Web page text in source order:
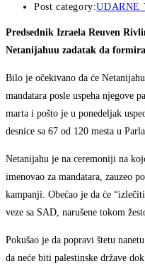
Post category:UDARNE
Predsednik Izraela Reuven
Netanijahuu zadatak da
Bilo je očekivano da će
mandatara posle uspeha njegove
marta i pošto je u ponedeljak
desnice sa 67 od 120 mesta u
Netanijahu je na ceremoniji na
imenovao za mandatara, zauzeo
kampanji. Obećao je da će
veze sa SAD, narušene tokom
Pokušao je da popravi štetu
da neće biti palestinske države